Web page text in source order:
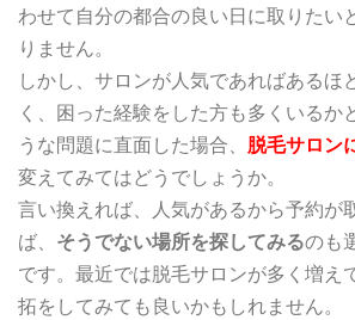
わせて自分の都合の良い日に取りたい
りません。
しかし、サロンが人気であればあるほ
く、困った経験をした方も多くいるか
うな問題に直面した場合、 脱毛サロン
変えてみてはどうでしょうか。
言い換えれば、人気があるから予約が
ば、 そうでない場所を探してみるのも
です。最近では脱毛サロンが多く増え
拓をしてみても良いかもしれません。